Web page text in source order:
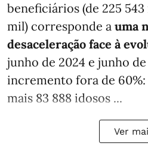
beneficiários (de 225 543
mil) corresponde a uma
desaceleração face à
junho de 2024 e junho
incremento fora de 60%:
mais 83 888 idosos ...
Ver